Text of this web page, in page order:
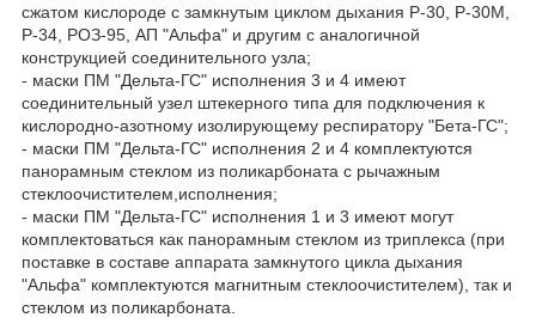
сжатом кислороде с замкнутым циклом дыхания Р-30, Р-30М,
Р-34, РОЗ-95, АП "Альфа" и другим с аналогичной
конструкцией соединительного узла;
- маски ПМ "Дельта-ГС" исполнения 3 и 4 имеют
соединительный узел штекерного типа для подключения к
кислородно-азотному изолирующему респиратору "Бета-ГС";
- маски ПМ "Дельта-ГС" исполнения 2 и 4 комплектуются
панорамным стеклом из поликарбоната с рычажным
стеклоочистителем,исполнения;
- маски ПМ "Дельта-ГС" исполнения 1 и 3 имеют могут
комплектоваться как панорамным стеклом из триплекса (при
поставке в составе аппарата замкнутого цикла дыхания
"Альфа" комплектуются магнитным стеклоочистителем), так и
стеклом из поликарбоната.